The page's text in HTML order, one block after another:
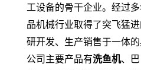
工设备的骨干企业。经过
品机械行业取得了突飞猛
研开发、生产销售于一体的
公司主要产品有洗鱼机、